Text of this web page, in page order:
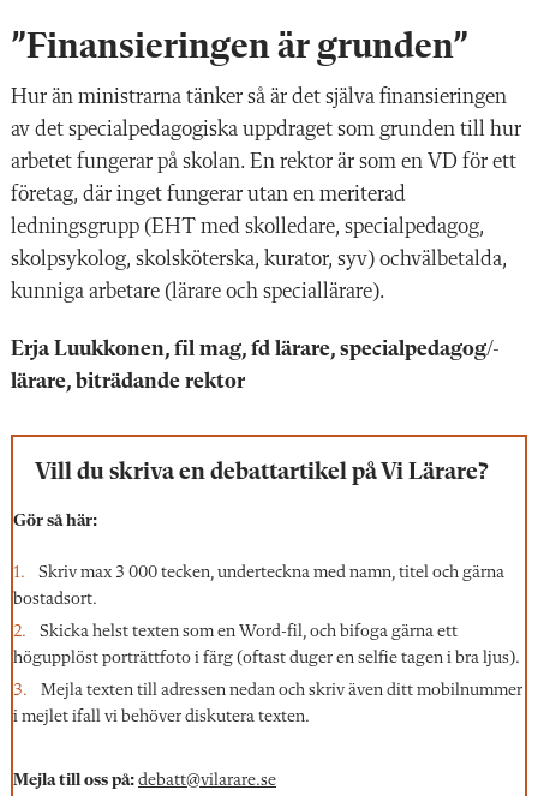
”Finansieringen är grunden”
Hur än ministrarna tänker så är det själva finansieringen
av det specialpedagogiska uppdraget som grunden till hur
arbetet fungerar på skolan. En rektor är som en VD för ett
företag, där inget fungerar utan en meriterad
ledningsgrupp (EHT med skolledare, specialpedagog,
skolpsykolog, skolsköterska, kurator, syv) ochvälbetalda,
kunniga arbetare (lärare och speciallärare).
Erja Luukkonen, fil mag, fd lärare, specialpedagog/-
lärare, biträdande rektor
Vill du skriva en debattartikel på Vi Lärare?
Gör så här:
Skriv max 3 000 tecken, underteckna med namn, titel och gärna
bostadsort.
Skicka helst texten som en Word-fil, och bifoga gärna ett
högupplöst porträttfoto i färg (oftast duger en selfie tagen i bra ljus).
Mejla texten till adressen nedan och skriv även ditt mobilnummer
i mejlet ifall vi behöver diskutera texten.
Mejla till oss på: debatt@vilarare.se